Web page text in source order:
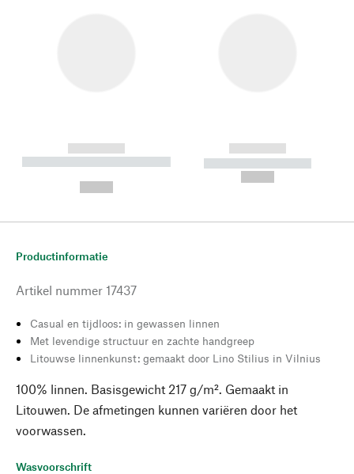
------------
----------- ----------- --------
------------
----------- -----------
Productinformatie
Artikel nummer 17437
Casual en tijdloos: in gewassen linnen
Met levendige structuur en zachte handgreep
Litouwse linnenkunst: gemaakt door Lino Stilius in Vilnius
100% linnen. Basisgewicht 217 g/m². Gemaakt in
Litouwen. De afmetingen kunnen variëren door het
voorwassen.
Wasvoorschrift